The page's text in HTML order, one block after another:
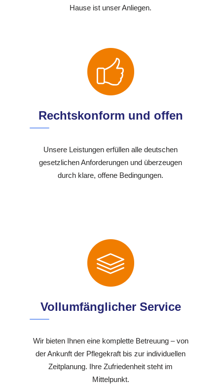
Hause ist unser Anliegen.
Rechtskonform und offen
Unsere Leistungen erfüllen alle deutschen
gesetzlichen Anforderungen und überzeugen
durch klare, offene Bedingungen.
Vollumfänglicher Service
Wir bieten Ihnen eine komplette Betreuung – von
der Ankunft der Pflegekraft bis zur individuellen
Zeitplanung. Ihre Zufriedenheit steht im
Mittelpunkt.